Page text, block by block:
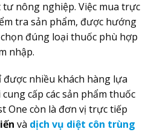
nông nghiệp. Việc mua trực
tra sản phẩm, được hướng
đúng loại thuốc phù hợp
nhập.
nhiều khách hàng lựa
cung cấp các sản phẩm thuốc
One còn là đơn vị trực tiếp
và dịch vụ diệt côn trùng